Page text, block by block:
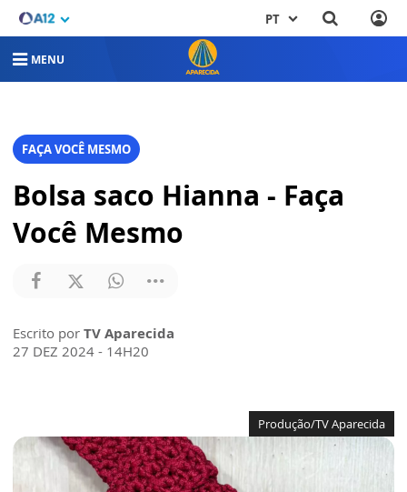
PT
MENU
FAÇA VOCÊ MESMO
Bolsa saco Hianna - Faça
Você Mesmo
Escrito por TV Aparecida
27 DEZ 2024 - 14H20
Produção/TV Aparecida